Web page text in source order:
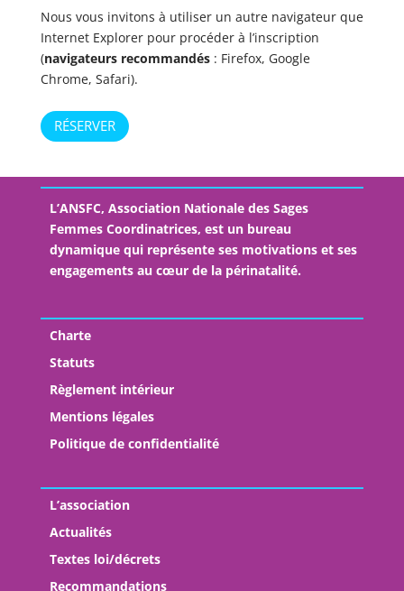
Nous vous invitons à utiliser un autre navigateur que
Internet Explorer pour procéder à l’inscription
(navigateurs recommandés: Firefox, Google
Chrome, Safari).
quantité
de
d'études
non
adhérent(e)
RÉSERVER
L’ANSFC, Association Nationale des Sages
Femmes Coordinatrices, est un bureau
dynamique qui représente ses motivations et ses
engagements au cœur de la périnatalité.
Charte
Statuts
Règlement intérieur
Mentions légales
Politique de confidentialité
L’association
Actualités
Textes loi/décrets
Recommandations